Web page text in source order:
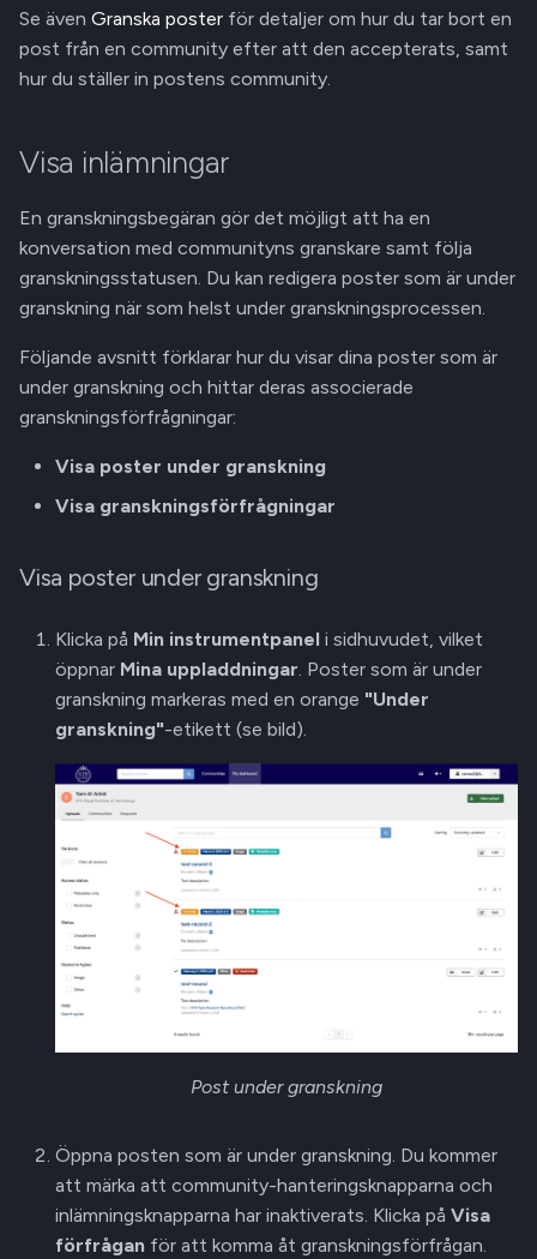
k
Github Integration
REST API
Redigera en kommentar
Se även Granska poster för detaljer om hur du tar bort en
post från en community efter att den accepterats, samt
hur du ställer in postens community.
Visa inlämningar
En granskningsbegäran gör det möjligt att ha en
konversation med communityns granskare samt följa
granskningsstatusen. Du kan redigera poster som är under
granskning när som helst under granskningsprocessen.
Följande avsnitt förklarar hur du visar dina poster som är
under granskning och hittar deras associerade
granskningsförfrågningar:
Visa poster under granskning
Visa granskningsförfrågningar
Visa poster under granskning
Klicka på Min instrumentpanel i sidhuvudet, vilket
öppnar Mina uppladdningar. Poster som är under
granskning markeras med en orange "Under
granskning"-etikett (se bild).
Post under granskning
Öppna posten som är under granskning. Du kommer
att märka att community-hanteringsknapparna och
inlämningsknapparna har inaktiverats. Klicka på Visa
förfrågan för att komma åt granskningsförfrågan.